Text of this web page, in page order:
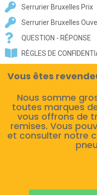
Serrurier Bruxelles Prix
Serrurier Bruxelles
QUESTION - RÉPONSE
RÈGLES DE
Vous êtes
Nous somme
toutes marques
vous offrons de
remises. Vous
et consulter notre